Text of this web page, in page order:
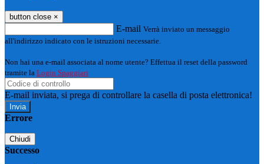
button close ×
E-mail Verrà inviato un messaggio
all'indirizzo indicato con le istruzioni necessarie.
Non hai una e-mail associata al nome utente? Effettua il reset della password
tramite la Login Spaggiari
E-mail inviata, si prega di controllare la casella di posta elettronica!
Errore
Chiudi
Successo